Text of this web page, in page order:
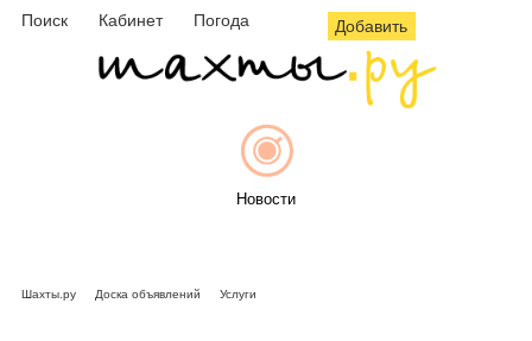
Поиск Кабинет Погода Добавить
Новости
Шахты.ру Доска объявлений Услуги